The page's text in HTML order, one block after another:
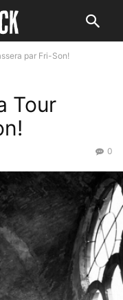
par Fri-Son!
Tour
0